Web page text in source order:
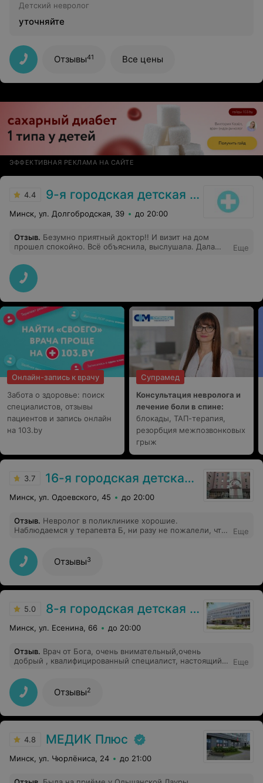
Детский невролог
уточняйте
Отзывы41 Все цены
ЭФФЕКТИВНАЯ РЕКЛАМА НА САЙТЕ
4.4 9-я городская детская поликлиника
Минск, ул. Долгобродская, 39 до 20:00
Отзыв. Безумно приятный доктор!! И визит на дом
прошел спокойно. Всё объяснила, выслушала. Дала
Еще
Онлайн-запись к врачу
Забота о здоровье: поиск
специалистов, отзывы
пациентов и запись онлайн
на 103.by
Супрамед
Консультация невролога и
лечение боли в спине:
блокады, ТАП-терапия,
резорбция межпозвонковых
грыж
3.7 16-я городская детская поликлиника
Минск, ул. Одоевского, 45 до 20:00
Отзыв. Невролог в поликлинике хорошие.
Наблюдаемся у терапевта Б, ни разу не пожалели, что
так сами и порадили это,что пропускаете без очереди
всех.Талоны созданы,что бы беречь время и наше и
Врачей. Два по талон,один, без, а не как придумали
себе сами один с талоном,один без.
Еще
Отзывы3
5.0 8-я городская детская поликлиника
Минск, ул. Есенина, 66 до 20:00
Отзыв. Врач от Бога, очень внимательный,очень
добрый , квалифицированный специалист, настоящий
замечательные врачи и прекрасные люди!
Еще
Отзывы2
4.8 МЕДИК Плюс
Минск, ул. Чюрлёниса, 24 до 21:00